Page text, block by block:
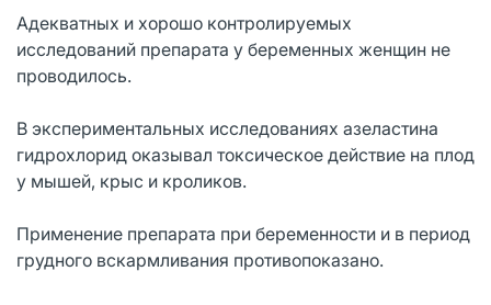
Адекватных и хорошо контролируемых
исследований препарата у беременных женщин не
проводилось.
В экспериментальных исследованиях азеластина
гидрохлорид оказывал токсическое действие на плод
у мышей, крыс и кроликов.
Применение препарата при беременности и в период
грудного вскармливания противопоказано.